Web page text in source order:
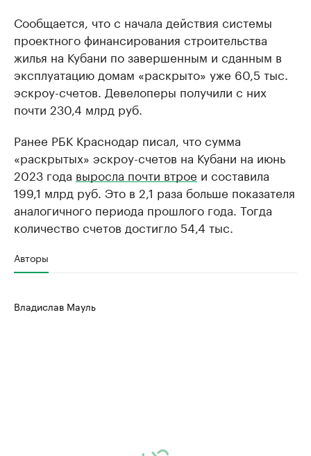
Сообщается, что с начала действия системы
проектного финансирования строительства
жилья на Кубани по завершенным и сданным в
эксплуатацию домам «раскрыто» уже 60,5 тыс.
эскроу-счетов. Девелоперы получили с них
почти 230,4 млрд руб.
Ранее РБК Краснодар писал, что сумма
«раскрытых» эскроу-счетов на Кубани на июнь
2023 года выросла почти втрое и составила
199,1 млрд руб. Это в 2,1 раза больше показателя
аналогичного периода прошлого года. Тогда
количество счетов достигло 54,4 тыс.
Авторы
Владислав Мауль